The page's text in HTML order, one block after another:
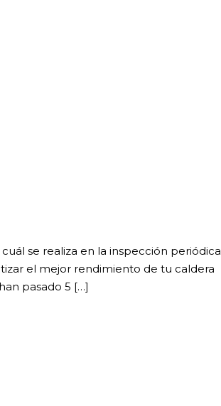
se realiza en la inspección periódica
el mejor rendimiento de tu caldera
pasado 5 […]